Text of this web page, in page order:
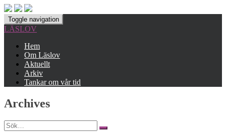
Toggle navigation
LÄSLOV
Hem
Om Läslov
Aktuellt
Arkiv
Tankar om vår tid
Archives
Search
for: